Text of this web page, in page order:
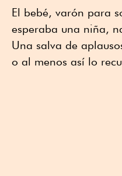
El bebé, varón para
esperaba una niña,
Una salva de
o al menos así lo